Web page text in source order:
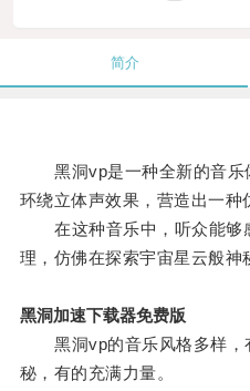
简介
黑洞vp是一种全新的音乐
环绕立体声效果，营造出一种
在这种音乐中，听众能够
理，仿佛在探索宇宙星云般神
黑洞加速下载器免费版
黑洞vp的音乐风格多样，
秘，有的充满力量。